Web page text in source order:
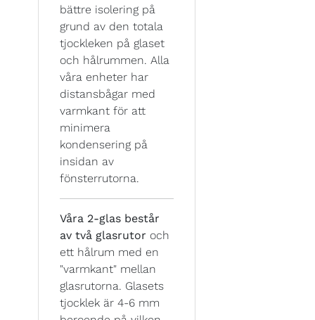
bättre isolering på
grund av den totala
tjockleken på glaset
och hålrummen. Alla
våra enheter har
distansbågar med
varmkant för att
minimera
kondensering på
insidan av
fönsterrutorna.
Våra 2-glas består
av två glasrutor och
ett hålrum med en
"varmkant" mellan
glasrutorna. Glasets
tjocklek är 4-6 mm